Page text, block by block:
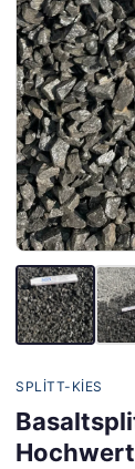
SPLITT-KIES